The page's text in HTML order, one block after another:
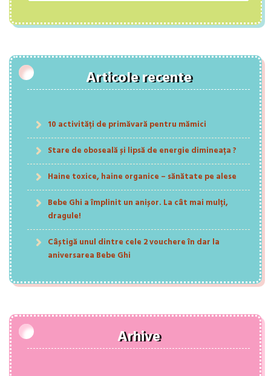
Articole recente
10 activități de primăvară pentru mămici
Stare de oboseală și lipsă de energie dimineața ?
Haine toxice, haine organice – sănătate pe alese
Bebe Ghi a împlinit un anișor. La cât mai mulți,
dragule!
Câștigă unul dintre cele 2 vouchere în dar la
aniversarea Bebe Ghi
Arhive